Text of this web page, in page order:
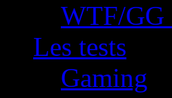
WTF/GG
Les tests
Gaming